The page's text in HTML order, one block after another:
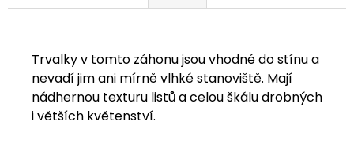
Trvalky v tomto záhonu jsou vhodné do stínu a
nevadí jim ani mírně vlhké stanoviště. Mají
nádhernou texturu listů a celou škálu drobných
i větších květenství.